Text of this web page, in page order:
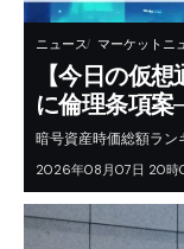
ニュース マーケットニ
【今日の仮
に倫理条項
暗号資産時価総額ラ
2026年08月07日 20時